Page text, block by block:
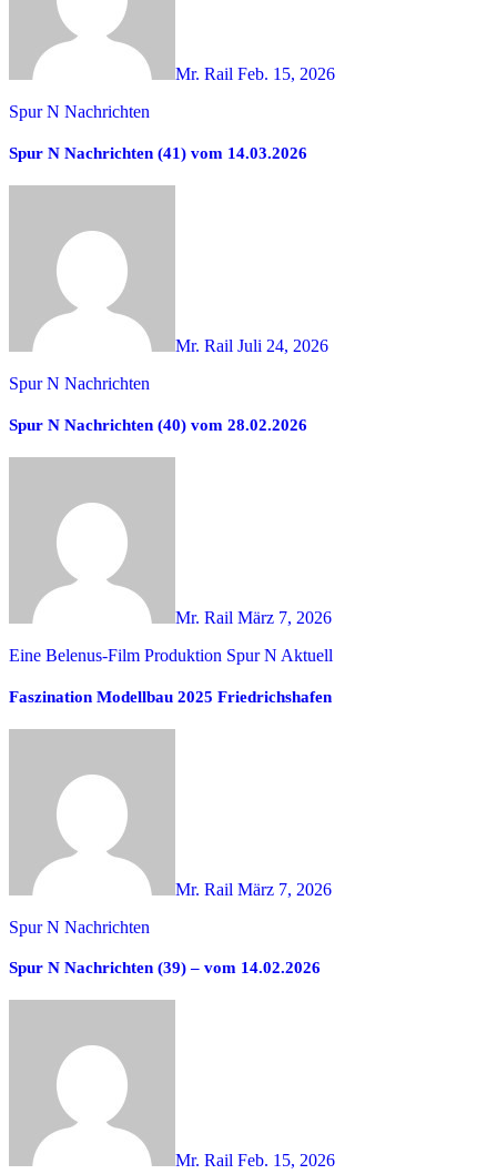
Mr. Rail Feb. 15, 2026
Spur N Nachrichten
Spur N Nachrichten (41) vom 14.03.2026
Mr. Rail Juli 24, 2026
Spur N Nachrichten
Spur N Nachrichten (40) vom 28.02.2026
Mr. Rail März 7, 2026
Eine Belenus-Film Produktion Spur N Aktuell
Faszination Modellbau 2025 Friedrichshafen
Mr. Rail März 7, 2026
Spur N Nachrichten
Spur N Nachrichten (39) – vom 14.02.2026
Mr. Rail Feb. 15, 2026